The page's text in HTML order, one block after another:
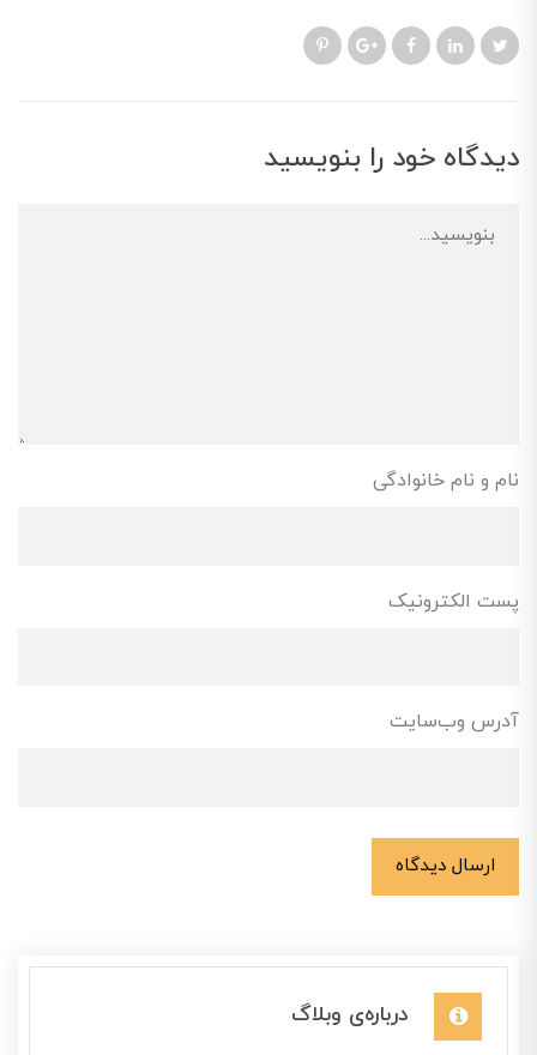
دیدگاه خود را بنویسید
نام و نام خانوادگی
پست الکترونیک
آدرس وب‌سایت
ارسال دیدگاه
درباره‌ی وبلاگ